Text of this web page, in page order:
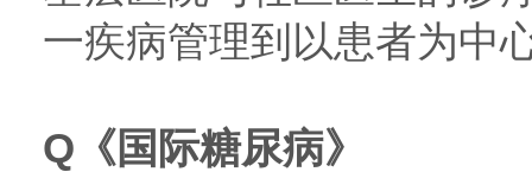
一疾病管理到以患者为中
Q 《国际糖尿病》